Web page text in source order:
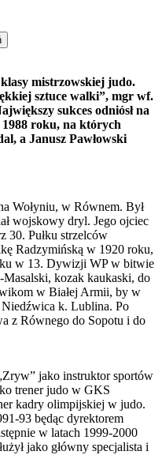
mistrzowskiej judo.
sztuce walki”, mgr wf.
sukces odniósł na
roku, na których
a Janusz Pawłowski
Wołyniu, w Równem. Był
wojskowy dryl. Jego ojciec
30. Pułku strzelców
Radzymińską w 1920 roku,
w 13. Dywizji WP w bitwie
kozak kaukaski, do
w Białej Armii, by w
k. Lublina. Po
z Równego do Sopotu i do
jako instruktor sportów
trener judo w GKS
kadry olimpijskiej w judo.
93 będąc dyrektorem
w latach 1999-2000
jako główny specjalista i